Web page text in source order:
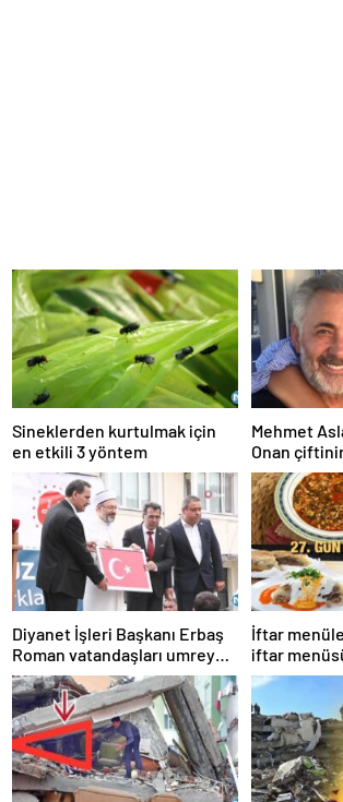
Sineklerden kurtulmak için
en etkili 3 yöntem
Mehmet
Onan
sona erdi…
Diyanet İşleri Başkanı Erbaş
Roman vatandaşları umreye
uğurladı
İftar
iftar